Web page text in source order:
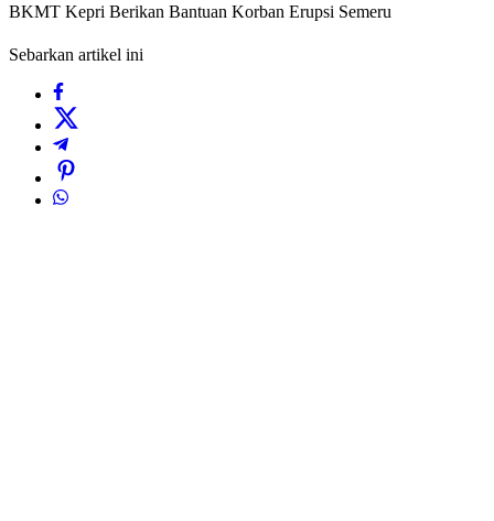
BKMT Kepri Berikan Bantuan Korban Erupsi Semeru
Sebarkan artikel ini